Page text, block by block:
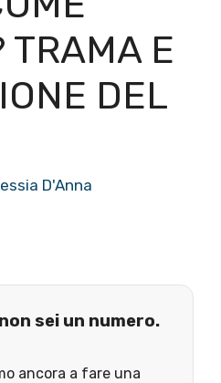
TRAMA E
DEL
D'Anna
sei un numero.
ancora a fare una